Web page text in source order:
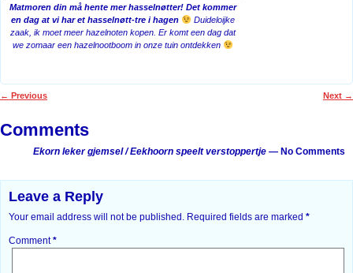
Matmoren din må hente mer hasselnøtter! Det kommer
en dag at vi har et hasselnøtt-tre i hagen
Duideloijke
zaak, ik moet meer hazelnoten kopen. Er komt een dag dat
we zomaar een hazelnootboom in onze tuin ontdekken
← Previous Next →
Comments
Ekorn leker gjemsel / Eekhoorn speelt verstoppertje — No Comments
Leave a Reply
Your email address will not be published. Required fields are marked *
Comment*